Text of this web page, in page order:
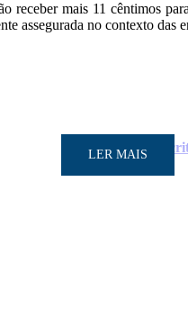
mais 11 cêntimos
assegurada no contexto das
Governo
LER MAIS